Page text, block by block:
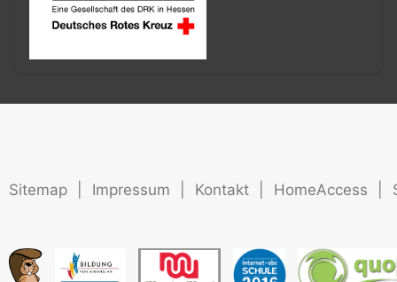
Sitemap Impressum Kontakt HomeAccess